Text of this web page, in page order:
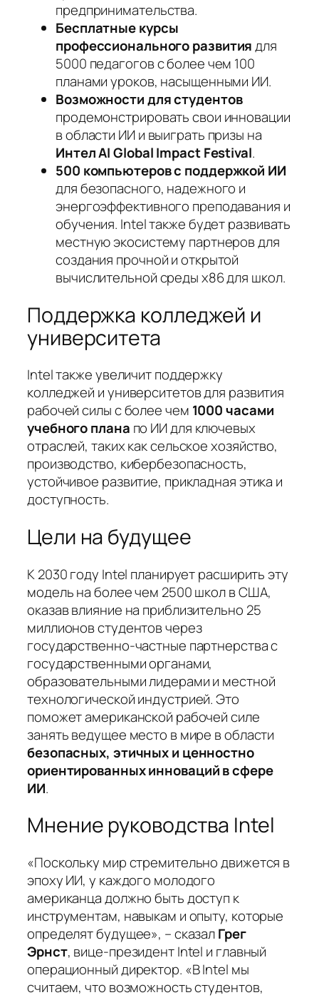
предпринимательства.
Бесплатные курсы
профессионального развитиядля
5000 педагогов с более чем 100
планами уроков, насыщенными ИИ.
Возможности для студентов
продемонстрировать свои инновации
в области ИИ и выиграть призы на
Интел AI Global Impact Festival.
500 компьютеров с поддержкой ИИ
для безопасного, надежного и
энергоэффективного преподавания и
обучения. Intel также будет развивать
местную экосистему партнеров для
создания прочной и открытой
вычислительной среды x86 для школ.
Поддержка колледжей и
университета
Intel также увеличит поддержку
колледжей и университетов для развития
рабочей силы с более чем 1000 часами
учебного плана по ИИ для ключевых
отраслей, таких как сельское хозяйство,
производство, кибербезопасность,
устойчивое развитие, прикладная этика и
доступность.
Цели на будущее
К 2030 году Intel планирует расширить эту
модель на более чем 2500 школ в США,
оказав влияние на приблизительно 25
миллионов студентов через
государственно-частные партнерства с
государственными органами,
образовательными лидерами и местной
технологической индустрией. Это
поможет американской рабочей силе
занять ведущее место в мире в области
безопасных, этичных и ценностно
ориентированных инноваций в сфере
ИИ.
Мнение руководства Intel
«Поскольку мир стремительно движется в
эпоху ИИ, у каждого молодого
американца должно быть доступ к
инструментам, навыкам и опыту, которые
определят будущее», – сказалГрег
Эрнст, вице-президент Intel и главный
операционный директор. «В Intel мы
считаем, что возможность студентов,